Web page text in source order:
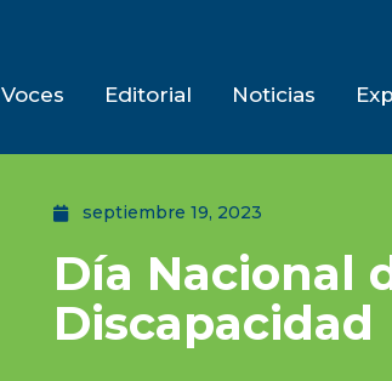
Voces Editorial Noticias
septiembre 19, 2023
Día Nacional
Discapacidad